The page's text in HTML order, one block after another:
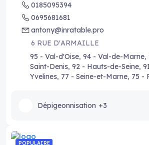
0185095394
0695681681
antony@inratable.pro
6 RUE D'ARMAILLE
95 - Val-d'Oise, 94 - Val-de-Marne,
Saint-Denis, 92 - Hauts-de-Seine,
Yvelines, 77 - Seine-et-Marne, 75 -
Dépigeonnisation +3
POPULAIRE